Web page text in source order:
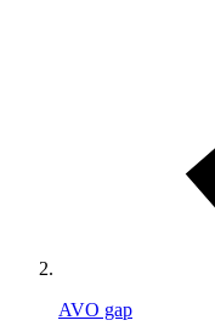
AVO gap